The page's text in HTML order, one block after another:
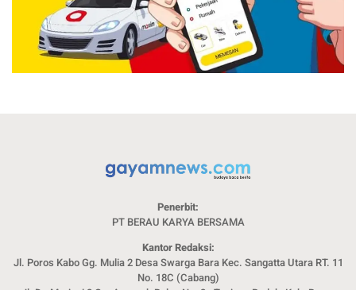
Penerbit:
PT BERAU KARYA BERSAMA
Kantor Redaksi:
Jl. Poros Kabo Gg. Mulia 2 Desa Swarga Bara Kec. Sangatta Utara RT. 11
No. 18C (Cabang)